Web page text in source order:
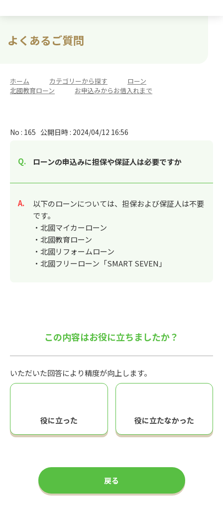
よくあるご質問
ホーム カテゴリーから探す ローン
北國教育ローン
お申込みからお借入れまで
No : 165 公開日時 : 2024/04/12 16:56
ローンの申込みに担保や保証人は必要ですか
回答
以下のローンについては、担保および保証人は不要
です。
・北國マイカーローン
・北國教育ローン
・北國リフォームローン
・北國フリーローン「SMART SEVEN」
この内容はお役に立ちましたか？
いただいた回答により精度が向上します。
役に立った 役に立たなかった
戻る